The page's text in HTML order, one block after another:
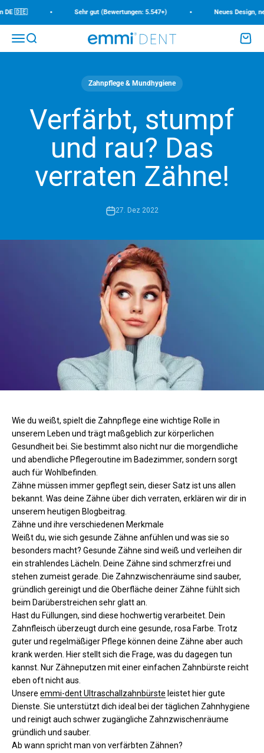
🇩🇪 Sehr gut (Bewertungen: 5.547+) Neues Design,
MenüSuche emmi-dent
Zahnpflege & Mundhygiene
Verfärbt, stumpf
und rau? Das
verraten Zähne!
27. Dez 2022
Wie du weißt, spielt die Zahnpflege eine wichtige Rolle in
unserem Leben und trägt maßgeblich zur körperlichen
Gesundheit bei. Sie bestimmt also nicht nur die morgendliche
und abendliche Pflegeroutine im Badezimmer, sondern sorgt
auch für Wohlbefinden.
Zähne müssen immer gepflegt sein, dieser Satz ist uns allen
bekannt. Was deine Zähne über dich verraten, erklären wir dir in
unserem heutigen Blogbeitrag.
Zähne und ihre verschiedenen Merkmale
Weißt du, wie sich gesunde Zähne anfühlen und was sie so
besonders macht? Gesunde Zähne sind weiß und verleihen dir
ein strahlendes Lächeln. Deine Zähne sind schmerzfrei und
stehen zumeist gerade. Die Zahnzwischenräume sind sauber,
gründlich gereinigt und die Oberfläche deiner Zähne fühlt sich
beim Darüberstreichen sehr glatt an.
Hast du Füllungen, sind diese hochwertig verarbeitet. Dein
Zahnfleisch überzeugt durch eine gesunde, rosa Farbe. Trotz
guter und regelmäßiger Pflege können deine Zähne aber auch
krank werden. Hier stellt sich die Frage, was du dagegen tun
kannst. Nur Zähneputzen mit einer einfachen Zahnbürste reicht
eben oft nicht aus.
Unsere emmi-dent Ultraschallzahnbürste leistet hier gute
Dienste. Sie unterstützt dich ideal bei der täglichen Zahnhygiene
und reinigt auch schwer zugängliche Zahnzwischenräume
gründlich und sauber.
Ab wann spricht man von verfärbten Zähnen?